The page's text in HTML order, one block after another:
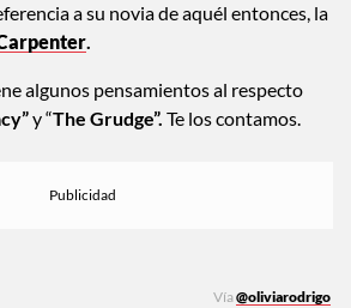
a su novia de aquél entonces, la
.
algunos pensamientos al respecto
y “The Grudge”. Te los contamos.
Vía@oliviarodrigo